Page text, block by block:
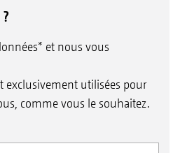
et nous vous
exclusivement utilisées pour
comme vous le souhaitez.